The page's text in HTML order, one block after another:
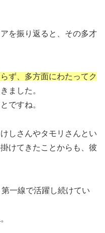
を振り返ると、その多才
ず、多方面にわたってク
ました。
ですね。
しさんやタモリさんとい
けてきたことからも、彼
一線で活躍し続けてい